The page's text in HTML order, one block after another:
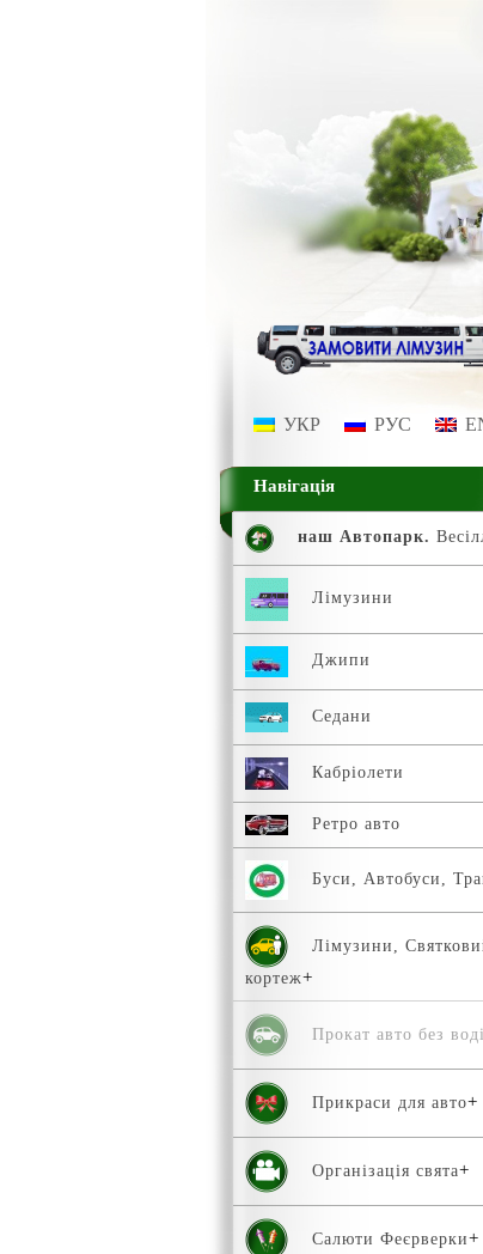
УКР РУС
Навігація
наш Автопарк.
Лімузини
Джипи
Седани
Кабріолети
Ретро авто
Буси, Автобуси,
Лімузини,
кортеж
Прокат авто без
Прикраси для авто
Організація свята
Салюти Феєрверки